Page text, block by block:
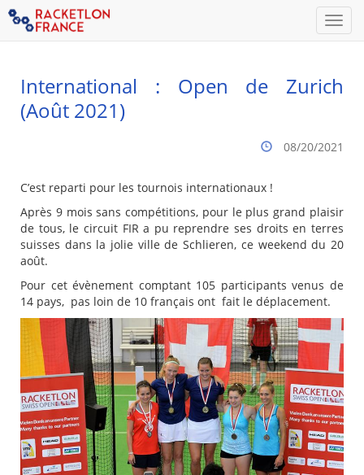
Menu
International : Open de Zurich
(Août 2021)
08/20/2021
C’est reparti pour les tournois internationaux !
Après 9 mois sans compétitions, pour le plus grand plaisir
de tous, le circuit FIR a pu reprendre ses droits en terres
suisses dans la jolie ville de Schlieren, ce weekend du 20
août.
Pour cet évènement comptant 105 participants venus de
14 pays, pas loin de 10 français ont fait le déplacement.